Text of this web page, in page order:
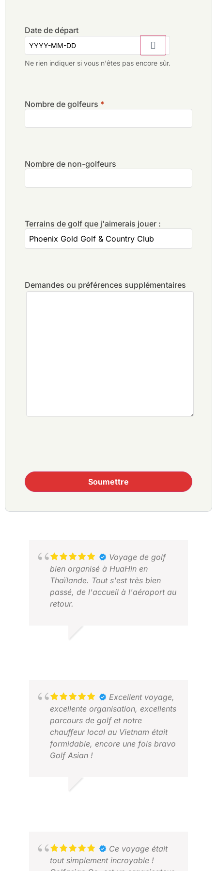
Date de départ
Ne rien indiquer si vous n'êtes pas encore sûr.
Nombre de golfeurs *
Nombre de non-golfeurs
Terrains de golf que j'aimerais jouer :
Demandes ou préférences supplémentaires
Soumettre
Voyage de golf
bien organisé à HuaHin en
Thaïlande. Tout s'est très bien
passé, de l'accueil à l'aéroport au
retour.
Excellent voyage,
excellente organisation, excellents
parcours de golf et notre
chauffeur local au Vietnam était
formidable, encore une fois bravo
Golf Asian !
Ce voyage était
tout simplement incroyable !